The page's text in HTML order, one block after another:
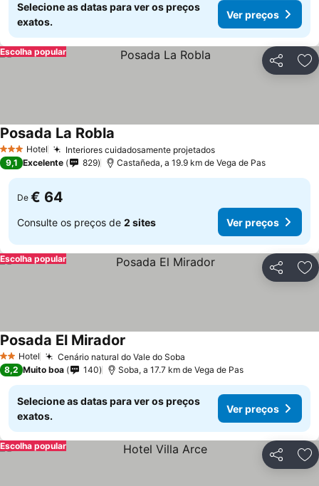
Selecione as datas para ver os preços
exatos.
Ver preços
Partilhar
Escolha popular
3 EstrelasHotel Interiores cuidadosamente projetados
Posada La Robla
9,1 Excelente 829 Castañeda, a 19.9 km de Vega de Pas
De € 64
Consulte os preços de 2 sites Ver preços
Partilhar
Escolha popular
2 Estrelas
Hotel Cenário natural do Vale do Soba
Posada El Mirador
8,2 Muito boa 140 Soba, a 17.7 km de Vega de Pas
Selecione as datas para ver os preços
exatos.
Ver preços
Partilhar
Escolha popular